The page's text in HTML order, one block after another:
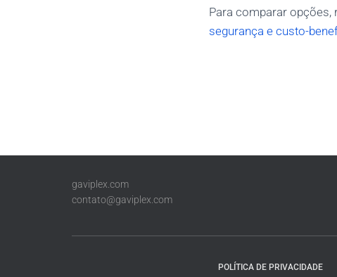
Para comparar opções,
segurança e custo-
gaviplex.com
contato@gaviplex.com
POLÍTICA DE PRIVACIDADE